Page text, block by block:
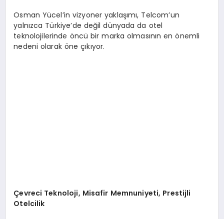
Osman Yücel’in vizyoner yaklaşımı, Telcom’un
yalnızca Türkiye’de değil dünyada da otel
teknolojilerinde öncü bir marka olmasının en önemli
nedeni olarak öne çıkıyor.
Çevreci Teknoloji, Misafir Memnuniyeti, Prestijli
Otelcilik